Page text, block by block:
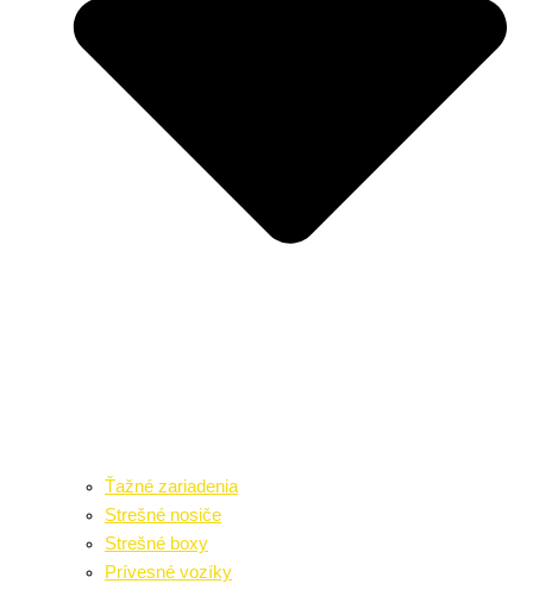
Ťažné zariadenia
Strešné nosiče
Strešné boxy
Prívesné vozíky